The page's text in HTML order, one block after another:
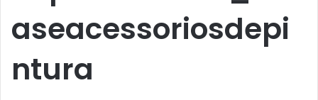
aseacessoriosdepi
ntura